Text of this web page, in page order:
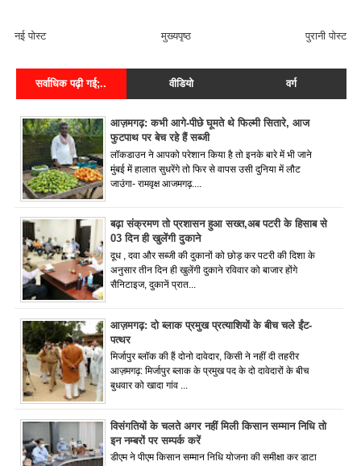
नई पोस्ट पुरानी पोस्ट
मुख्यपृष्ठ
सर्वाधिक पढ़ी गई;.. वीडियो वर्ग
आज़मगढ़: कभी आगे-पीछे घूमते थे फिल्मी सितारे, आज
फुटपाथ पर बेच रहे हैं सब्जी
लॉकडाउन ने आपको परेशान किया है तो इनके बारे में भी जाने
मुंबई में हालात सुधरेंगे तो फिर से वापस उसी दुनिया में लौट
जाउंगा- रामवृक्ष आजमगढ़....
बढ़ा संक्रमण तो प्रशासन हुआ सख्त,अब पटरी के हिसाब से
03 दिन ही खुलेंगी दुकाने
दूध , दवा और सब्जी की दुकानों को छोड़ कर पटरी की दिशा के
अनुसार तीन दिन ही खुलेंगी दुकाने रविवार को बाजार होंगे
सैनिटाइज, दुकानें प्रात...
आज़मगढ़: दो ब्लाक प्रमुख प्रत्याशियों के बीच चले ईंट-
पत्थर
मिर्जापुर ब्लॉक की हैं दोनो दावेदार, किसी ने नहीं दी तहरीर
आज़मगढ़: मिर्जापुर ब्लाक के प्रमुख पद के दो दावेदारों के बीच
बुधवार को खादा गांव ...
विसंगतियों के चलते अगर नहीं मिली किसान सम्मान निधि तो
इन नम्बरों पर सम्पर्क करें
डीएम ने पीएम किसान सम्मान निधि योजना की समीक्षा कर डाटा